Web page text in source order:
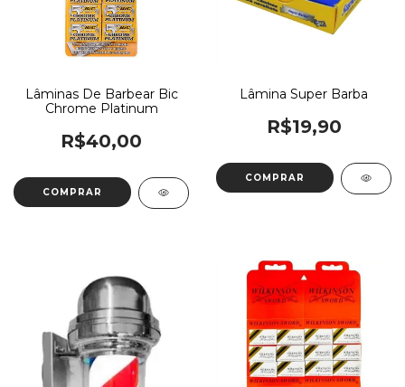
Lâminas De Barbear Bic
Chrome Platinum
R$40,00
Lâmina Super Barba
R$19,90